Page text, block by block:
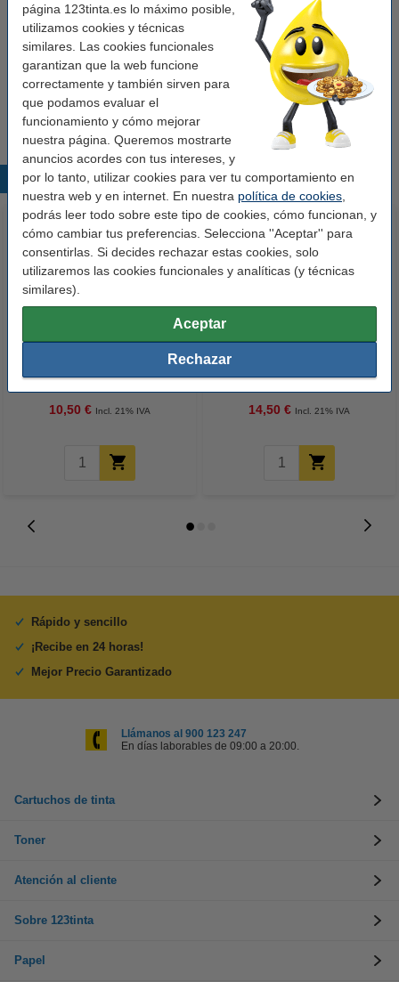
página 123tinta.es lo máximo posible,
utilizamos cookies y técnicas
similares. Las cookies funcionales
garantizan que la web funcione
correctamente y también sirven para
que podamos evaluar el
funcionamiento y cómo mejorar
nuestra página. Queremos mostrarte
anuncios acordes con tus intereses, y
por lo tanto, utilizar cookies para ver tu comportamiento en
nuestra web y en internet. En nuestra política de cookies
podrás leer todo sobre este tipo de cookies, cómo funcionan, y
cómo cambiar tus preferencias. Selecciona ''Aceptar'' para
consentirlas. Si decides rechazar estas cookies, solo
utilizaremos las cookies funcionales y analíticas (y técnicas
similares).
Aceptar
Rechazar
Ver características y descripción
Precio por ml 1,47 €
Comprar
Producto descatalogado.
Productos destacados
Premium Glossy brillo alto | 10 x
10,50 € Incl. 21% IVA
123tinta Pilas Alcalinas Xtreme
Power AA - LR06 - MN1500 - 24
14,50 € Incl. 21% IVA
Rápido y sencillo
¡Recibe en 24 horas!
Mejor Precio Garantizado
Llámanos al 900 123 247
En días laborables de 09:00 a 20:00.
Cartuchos de tinta
Toner
Atención al cliente
Sobre 123tinta
Papel